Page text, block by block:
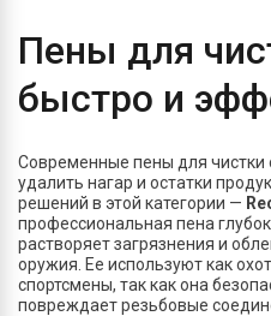
Пены для
быстро и
Современные пены для чистки
удалить нагар и остатки
решений в этой категории —
профессиональная пена
растворяет загрязнения и
оружия. Ее используют как
спортсмены, так как она
повреждает резьбовые